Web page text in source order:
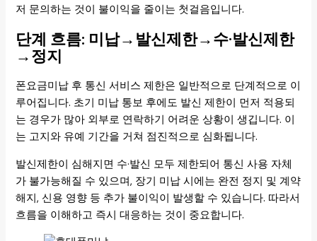
저 문의하는 것이 불이익을 줄이는 첫걸음입니다.
단계 흐름: 미납→발신제한→수·발신제한
→정지
폰요금미납 후 통신 서비스 제한은 일반적으로 단계적으로 이
루어집니다. 초기 미납 통보 후에도 발신 제한이 먼저 적용되
는 경우가 많아 외부로 연락하기 어려운 상황이 생깁니다. 이
는 고지와 유예 기간을 거쳐 점진적으로 심화됩니다.
발신제한이 심해지면 수·발신 모두 제한되어 통신 사용 자체
가 불가능해질 수 있으며, 장기 미납 시에는 완전 정지 및 계약
해지, 신용 영향 등 추가 불이익이 발생할 수 있습니다. 따라서
흐름을 이해하고 즉시 대응하는 것이 중요합니다.